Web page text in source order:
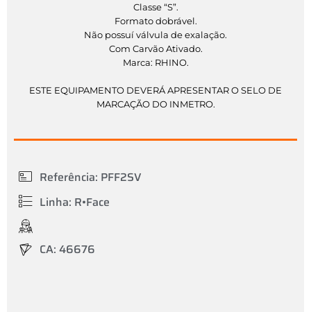
Classe “S”.
Formato dobrável.
Não possuí válvula de exalação.
Com Carvão Ativado.
Marca: RHINO.
ESTE EQUIPAMENTO DEVERÁ APRESENTAR O SELO DE
MARCAÇÃO DO INMETRO.
Referência: PFF2SV
Linha: R•Face
CA: 46676